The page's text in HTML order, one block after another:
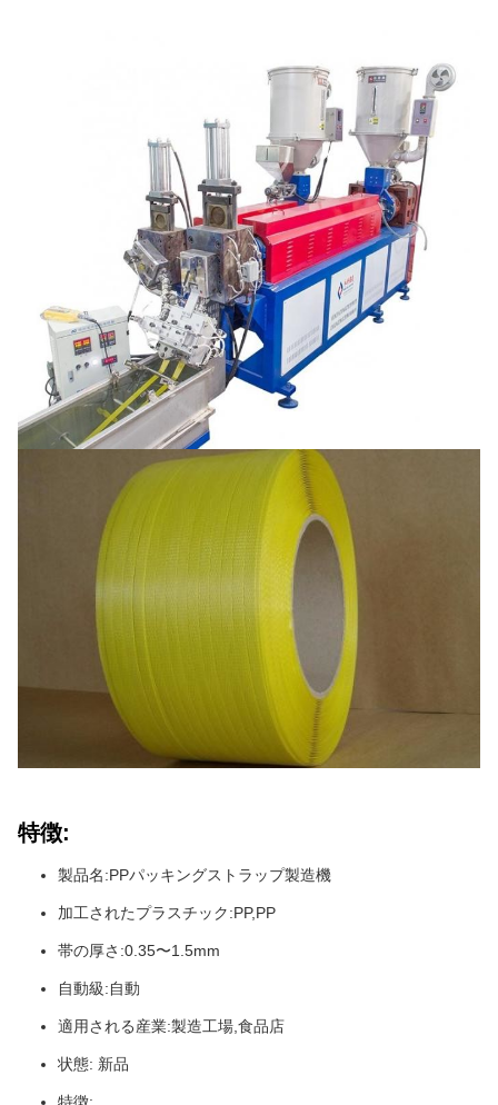
特徴:
製品名:PPパッキングストラップ製造機
加工されたプラスチック:PP,PP
帯の厚さ:0.35〜1.5mm
自動級:自動
適用される産業:製造工場,食品店
状態: 新品